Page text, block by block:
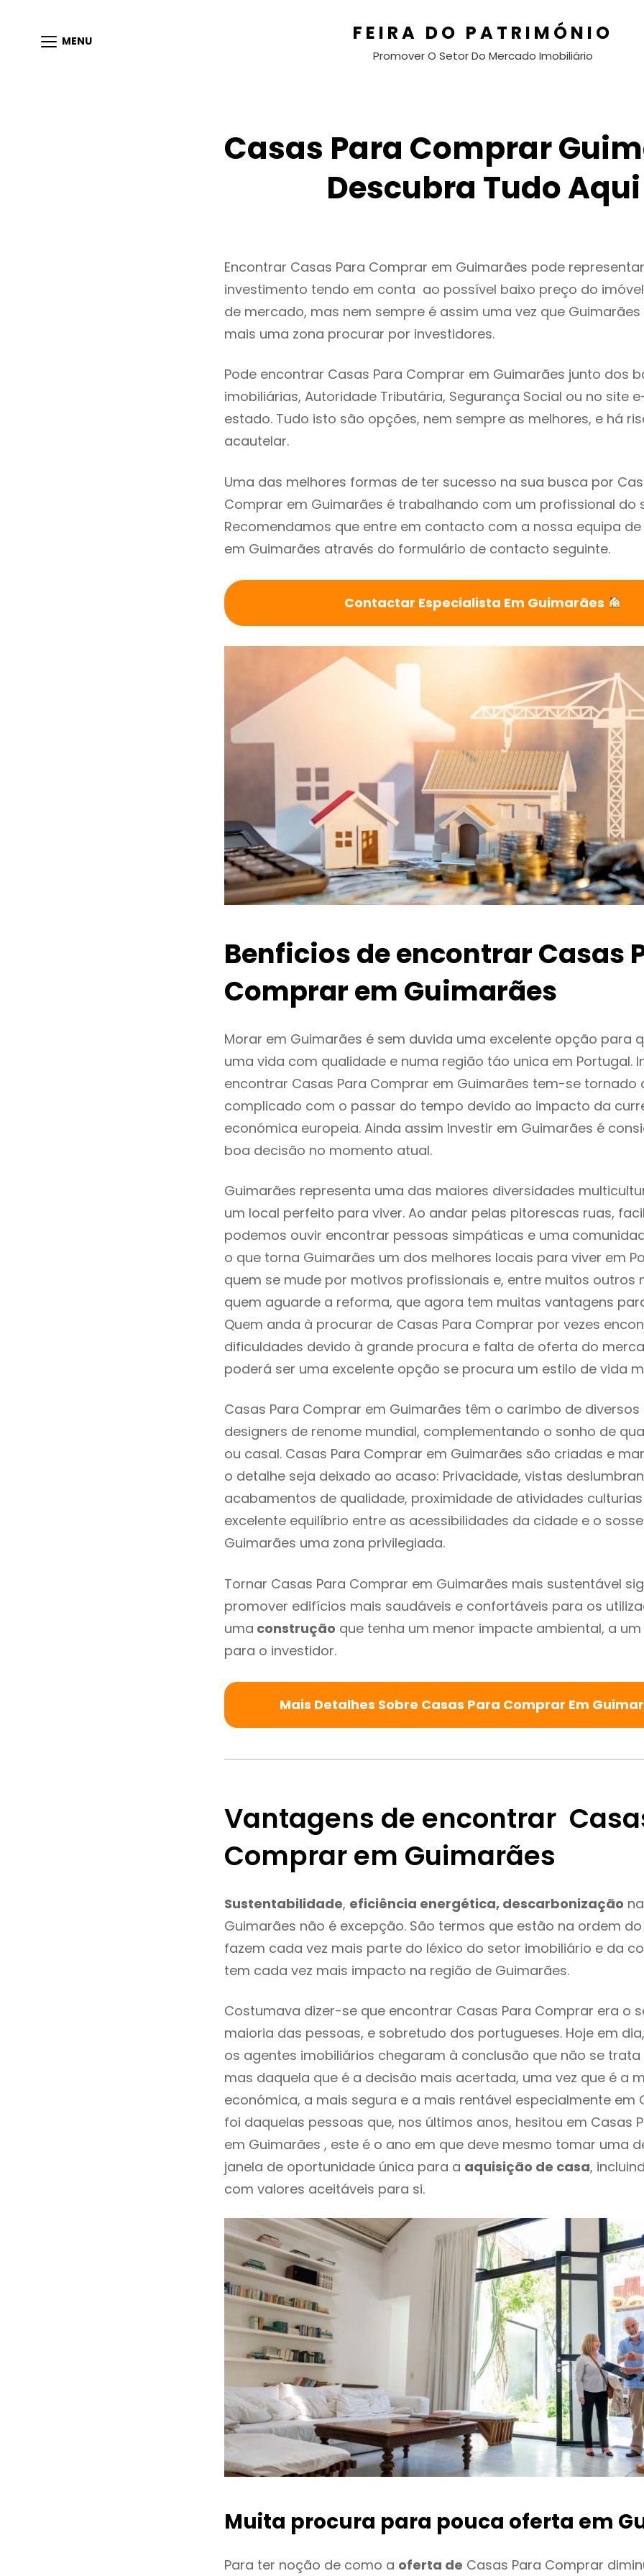
MENU FEIRA DO PATRIMÓNIO
Promover O Setor Do Mercado Imobiliário
Casas Para Comprar
Descubra Tudo Aqui
Encontrar Casas Para Comprar em Guimarães pode
investimento tendo em conta ao possível baixo preço do
de mercado, mas nem sempre é assim uma vez que
mais uma zona procurar por investidores.
Pode encontrar Casas Para Comprar em Guimarães junto dos
imobiliárias, Autoridade Tributária, Segurança Social ou no site
estado. Tudo isto são opções, nem sempre as melhores, e há
acautelar.
Uma das melhores formas de ter sucesso na sua busca por
Comprar em Guimarães é trabalhando com um profissional do
Recomendamos que entre em contacto com a nossa equipa
em Guimarães através do formulário de contacto seguinte.
Contactar Especialista Em Guimarães
Benficios de encontrar Casas
Comprar em Guimarães
Morar em Guimarães é sem duvida uma excelente opção para
uma vida com qualidade e numa região táo unica em Portugal.
encontrar Casas Para Comprar em Guimarães tem-se tornado
complicado com o passar do tempo devido ao impacto da
económica europeia. Ainda assim Investir em Guimarães é
boa decisão no momento atual.
Guimarães representa uma das maiores diversidades
um local perfeito para viver. Ao andar pelas pitorescas ruas,
podemos ouvir encontrar pessoas simpáticas e uma
o que torna Guimarães um dos melhores locais para viver em
quem se mude por motivos profissionais e, entre muitos outros
quem aguarde a reforma, que agora tem muitas vantagens
Quem anda à procurar de Casas Para Comprar por vezes
dificuldades devido à grande procura e falta de oferta do
poderá ser uma excelente opção se procura um estilo de vida
Casas Para Comprar em Guimarães têm o carimbo de
designers de renome mundial, complementando o sonho de
ou casal. Casas Para Comprar em Guimarães são criadas e
o detalhe seja deixado ao acaso: Privacidade, vistas
acabamentos de qualidade, proximidade de atividades
excelente equilíbrio entre as acessibilidades da cidade e o
Guimarães uma zona privilegiada.
Tornar Casas Para Comprar em Guimarães mais sustentável
promover edifícios mais saudáveis e confortáveis para os
uma construção que tenha um menor impacte ambiental, a
para o investidor.
Mais Detalhes Sobre Casas Para Comprar Em
Vantagens de encontrar
Comprar em Guimarães
Sustentabilidade, eficiência energética, descarbonização
Guimarães não é excepção. São termos que estão na ordem
fazem cada vez mais parte do léxico do setor imobiliário e da
tem cada vez mais impacto na região de Guimarães.
Costumava dizer-se que encontrar Casas Para Comprar era o
maioria das pessoas, e sobretudo dos portugueses. Hoje em
os agentes imobiliários chegaram à conclusão que não se
mas daquela que é a decisão mais acertada, uma vez que é a
económica, a mais segura e a mais rentável especialmente em
foi daquelas pessoas que, nos últimos anos, hesitou em Casas
em Guimarães , este é o ano em que deve mesmo tomar uma
janela de oportunidade única para a aquisição de casa,
com valores aceitáveis para si.
Muita procura para pouca oferta em
Para ter noção de como a oferta de Casas Para Comprar